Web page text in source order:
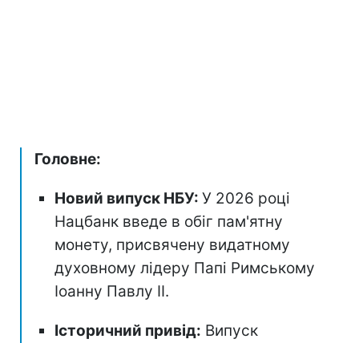
Головне:
Новий випуск НБУ: У 2026 році
Нацбанк введе в обіг пам'ятну
монету, присвячену видатному
духовному лідеру Папі Римському
Іоанну Павлу II.
Історичний привід: Випуск